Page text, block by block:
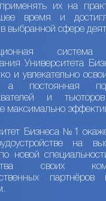
применять их на
время и
в выбранной сфере
система
Университета
и увлекательно
а постоянная
и
максимально
Бизнеса №1
на
новой
своих